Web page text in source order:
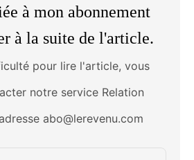
à mon abonnement
à la suite de l'article.
pour lire l'article, vous
notre service Relation
abo@lerevenu.com